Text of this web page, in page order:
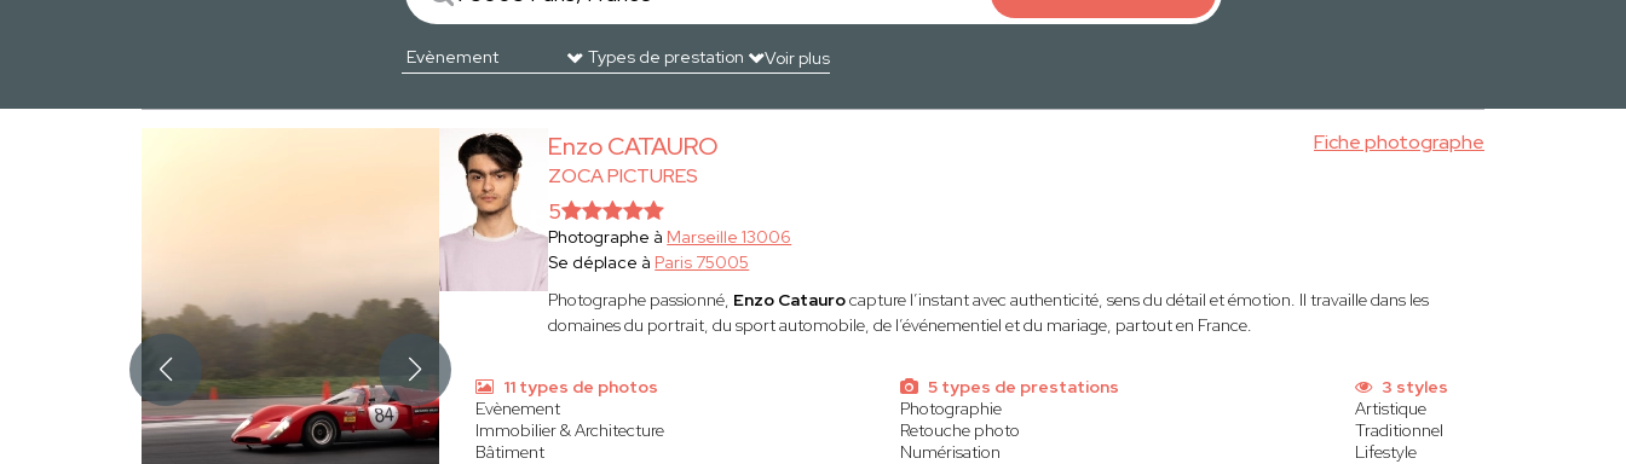
Voir plus
Enzo CATAURO
ZOCA PICTURES
Fiche photographe
5
Photographe à Marseille 13006
Se déplace à Paris 75005
Photographe passionné, Enzo Cataurocapture l’instant avec authenticité, sens du détail et émotion. Il travaille dans les
domaines du portrait, du sport automobile, de l’événementiel et du mariage, partout en France.
11 types de photos
Evènement
Immobilier & Architecture
Bâtiment
5 types de prestations
Photographie
Retouche photo
Numérisation
3 styles
Artistique
Traditionnel
Lifestyle